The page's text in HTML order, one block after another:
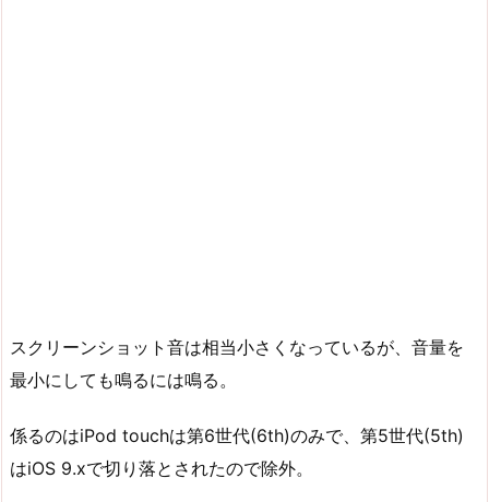
スクリーンショット音は相当小さくなっているが、音量を
最小にしても鳴るには鳴る。
係るのはiPod touchは第6世代(6th)のみで、第5世代(5th)
はiOS 9.xで切り落とされたので除外。